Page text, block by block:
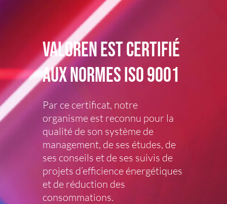
valoren est certifié
aux normes ISO 9001
Par ce certificat, notre
organisme est reconnu pour la
qualité de son système de
management, de ses études, de
ses conseils et de ses suivis de
projets d’efficience énergétiques
et de réduction des
consommations.